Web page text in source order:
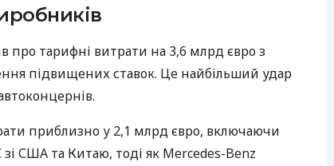
про тарифні витрати на 3,6 млрд євро з
підвищених ставок. Це найбільший удар
приблизно у 2,1 млрд євро, включаючи
США та Китаю, тоді як Mercedes-Benz